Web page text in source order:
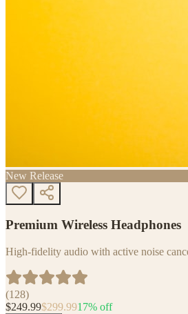
New Release
Premium Wireless Headphones
High-fidelity audio with active noise
(128)
$249.99$299.9917% off